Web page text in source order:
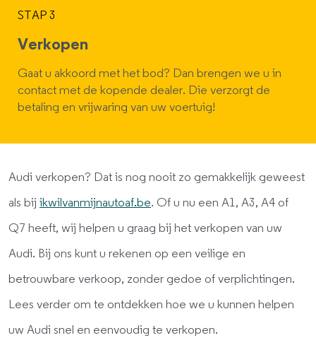
STAP 3
Verkopen
Gaat u akkoord met het bod? Dan brengen we u in
contact met de kopende dealer. Die verzorgt de
betaling en vrijwaring van uw voertuig!
Audi verkopen? Dat is nog nooit zo gemakkelijk geweest
als bij ikwilvanmijnautoaf.be. Of u nu een A1, A3, A4 of
Q7 heeft, wij helpen u graag bij het verkopen van uw
Audi. Bij ons kunt u rekenen op een veilige en
betrouwbare verkoop, zonder gedoe of verplichtingen.
Lees verder om te ontdekken hoe we u kunnen helpen
uw Audi snel en eenvoudig te verkopen.